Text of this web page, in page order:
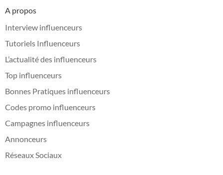
A propos
Interview influenceurs
Tutoriels Influenceurs
L’actualité des influenceurs
Top influenceurs
Bonnes Pratiques influenceurs
Codes promo influenceurs
Campagnes influenceurs
Annonceurs
Réseaux Sociaux